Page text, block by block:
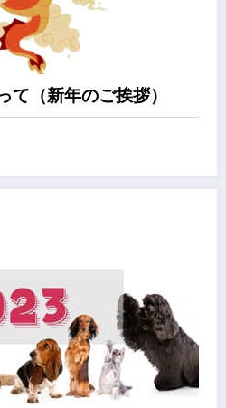
て（新年のご挨拶）